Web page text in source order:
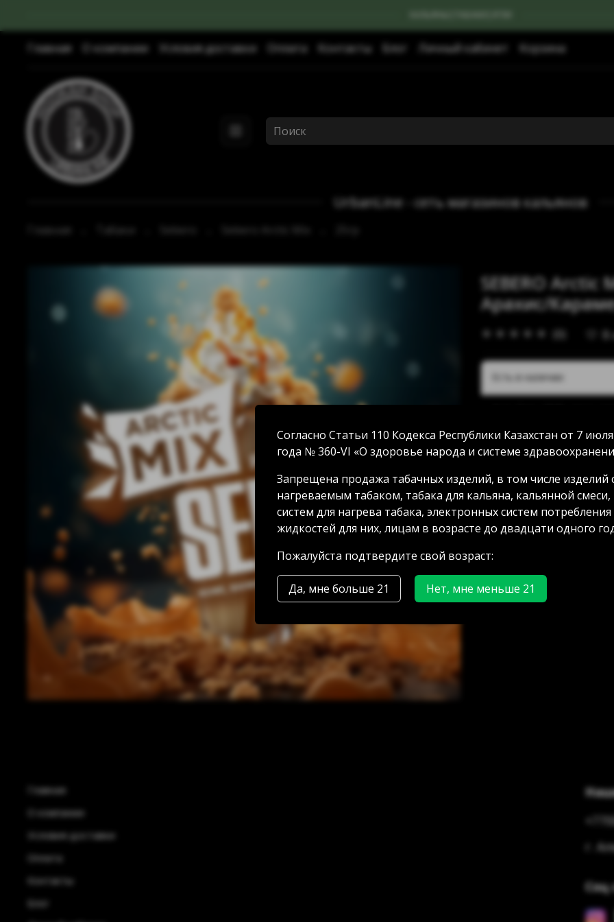
Главная О компании Условия доставки Оплата Контакты Блог Личный кабинет Корзина
UrbanLine - сеть магазинов кальянов
SEBERO
Арахис/
В
2100.00 тг
Есть в наличии:
Абая 58 (уг Манаса): нет в
Мамыр 2 дом 3: нет в
ГРЭС: нет в наличии
Главная
О компании
Условия доставки
Оплата
Контакты
Блог
г.
Соц
Согласно Статьи 110 Кодекса Республики Казахстан от 7
года № 360-VI «О здоровье народа и системе
Запрещена продажа табачных изделий, в том числе изделий
нагреваемым табаком, табака для кальяна, кальянной смеси,
систем для нагрева табака, электронных систем потребления
жидкостей для них, лицам в возрасте до двадцати одного
Пожалуйста подтвердите свой возраст:
Да, мне больше 21 Нет, мне меньше 21